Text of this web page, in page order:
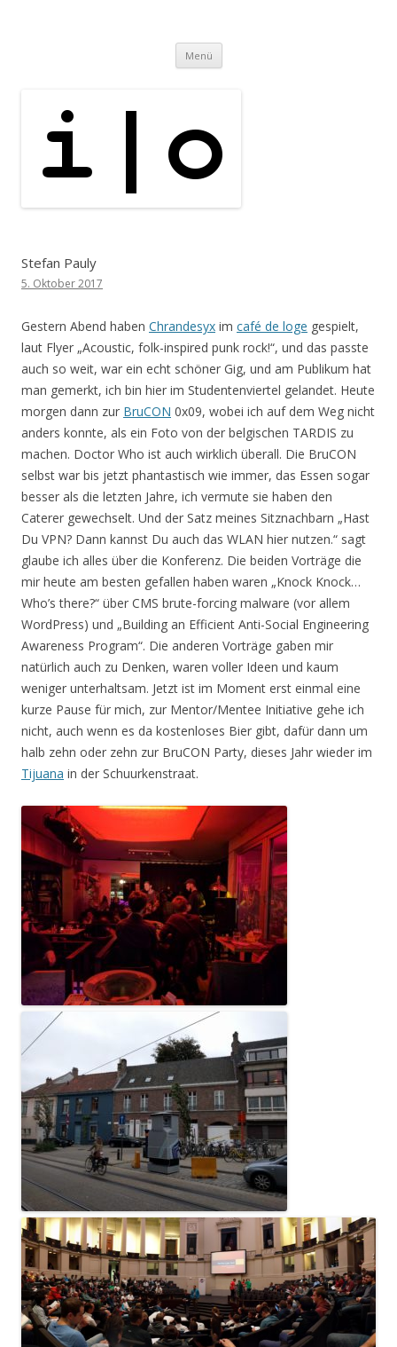
Menü Zum
springen
Stefan Pauly
5. Oktober 2017
Gestern Abend haben Chrandesyx im café de loge gespielt,
laut Flyer „Acoustic, folk-inspired punk rock!“, und das passte
auch so weit, war ein echt schöner Gig, und am Publikum hat
man gemerkt, ich bin hier im Studentenviertel gelandet. Heute
morgen dann zur BruCON 0x09, wobei ich auf dem Weg nicht
anders konnte, als ein Foto von der belgischen TARDIS zu
machen. Doctor Who ist auch wirklich überall. Die BruCON
selbst war bis jetzt phantastisch wie immer, das Essen sogar
besser als die letzten Jahre, ich vermute sie haben den
Caterer gewechselt. Und der Satz meines Sitznachbarn „Hast
Du VPN? Dann kannst Du auch das WLAN hier nutzen.“ sagt
glaube ich alles über die Konferenz. Die beiden Vorträge die
mir heute am besten gefallen haben waren „Knock Knock…
Who’s there?“ über CMS brute-forcing malware (vor allem
WordPress) und „Building an Efficient Anti-Social Engineering
Awareness Program“. Die anderen Vorträge gaben mir
natürlich auch zu Denken, waren voller Ideen und kaum
weniger unterhaltsam. Jetzt ist im Moment erst einmal eine
kurze Pause für mich, zur Mentor/Mentee Initiative gehe ich
nicht, auch wenn es da kostenloses Bier gibt, dafür dann um
halb zehn oder zehn zur BruCON Party, dieses Jahr wieder im
Tijuana in der Schuurkenstraat.